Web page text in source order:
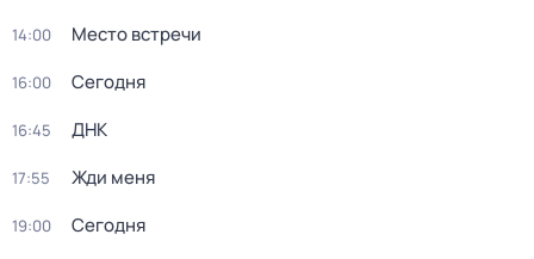
14:00 Место встречи
16:00 Сегодня
16:45 ДНК
17:55 Жди меня
19:00 Сегодня